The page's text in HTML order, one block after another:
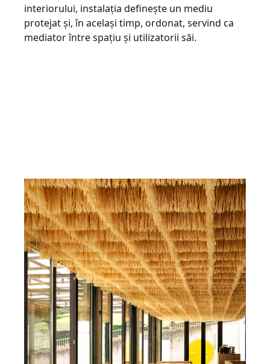
interiorului, instalația definește un mediu
protejat și, în același timp, ordonat, servind ca
mediator între spațiu și utilizatorii săi.